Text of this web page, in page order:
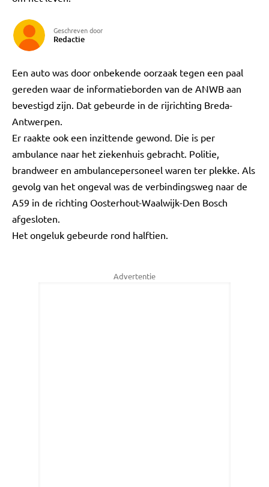
Geschreven door
Redactie
Een auto was door onbekende oorzaak tegen een paal
gereden waar de informatieborden van de ANWB aan
bevestigd zijn. Dat gebeurde in de rijrichting Breda-
Antwerpen.
Er raakte ook een inzittende gewond. Die is per
ambulance naar het ziekenhuis gebracht. Politie,
brandweer en ambulancepersoneel waren ter plekke. Als
gevolg van het ongeval was de verbindingsweg naar de
A59 in de richting Oosterhout-Waalwijk-Den Bosch
afgesloten.
Het ongeluk gebeurde rond halftien.
Advertentie